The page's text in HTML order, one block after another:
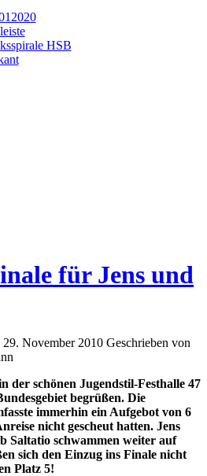
für Jens und
November 2010 Geschrieben von
der schönen Jugendstil-Festhalle 47
begrüßen. Die
immerhin ein Aufgebot von 6
nicht gescheut hatten. Jens
Saltatio schwammen weiter auf
sich den Einzug ins Finale nicht
Platz 5!